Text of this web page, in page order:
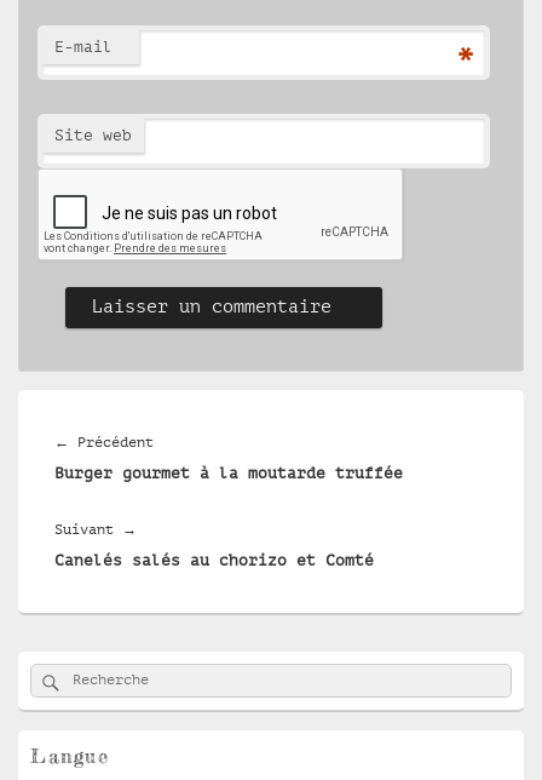
E-mail *
Site web
l’article
← Précédent
précédent :
Burger gourmet à la moutarde truffée
Suivant →
suivant :
Canelés salés au chorizo et Comté
Zone
principale
de
pour
Recherche :
Rechercher
Langue